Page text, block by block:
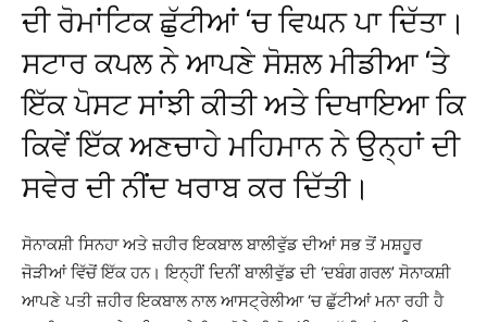
ਦੀ ਰੋਮਾਂਟਿਕ ਛੁੱਟੀਆਂ ‘ਚ ਵਿਘਨ ਪਾ ਦਿੱਤਾ।
ਸਟਾਰ ਕਪਲ ਨੇ ਆਪਣੇ ਸੋਸ਼ਲ ਮੀਡੀਆ ‘ਤੇ
ਇੱਕ ਪੋਸਟ ਸਾਂਝੀ ਕੀਤੀ ਅਤੇ ਦਿਖਾਇਆ ਕਿ
ਕਿਵੇਂ ਇੱਕ ਅਣਚਾਹੇ ਮਹਿਮਾਨ ਨੇ ਉਨ੍ਹਾਂ ਦੀ
ਸਵੇਰ ਦੀ ਨੀਂਦ ਖਰਾਬ ਕਰ ਦਿੱਤੀ।
ਸੋਨਾਕਸ਼ੀ ਸਿਨਹਾ ਅਤੇ ਜ਼ਹੀਰ ਇਕਬਾਲ ਬਾਲੀਵੁੱਡ ਦੀਆਂ ਸਭ ਤੋਂ ਮਸ਼ਹੂਰ
ਜੋੜੀਆਂ ਵਿੱਚੋਂ ਇੱਕ ਹਨ। ਇਨ੍ਹੀਂ ਦਿਨੀਂ ਬਾਲੀਵੁੱਡ ਦੀ ‘ਦਬੰਗ ਗਰਲ’ ਸੋਨਾਕਸ਼ੀ
ਆਪਣੇ ਪਤੀ ਜ਼ਹੀਰ ਇਕਬਾਲ ਨਾਲ ਆਸਟ੍ਰੇਲੀਆ ‘ਚ ਛੁੱਟੀਆਂ ਮਨਾ ਰਹੀ ਹੈ